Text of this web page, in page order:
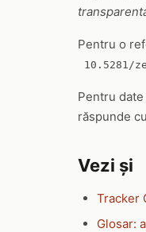
Pentru o
10.5281/
Pentru
răspunde
Vezi și
Tracker
Glosar: